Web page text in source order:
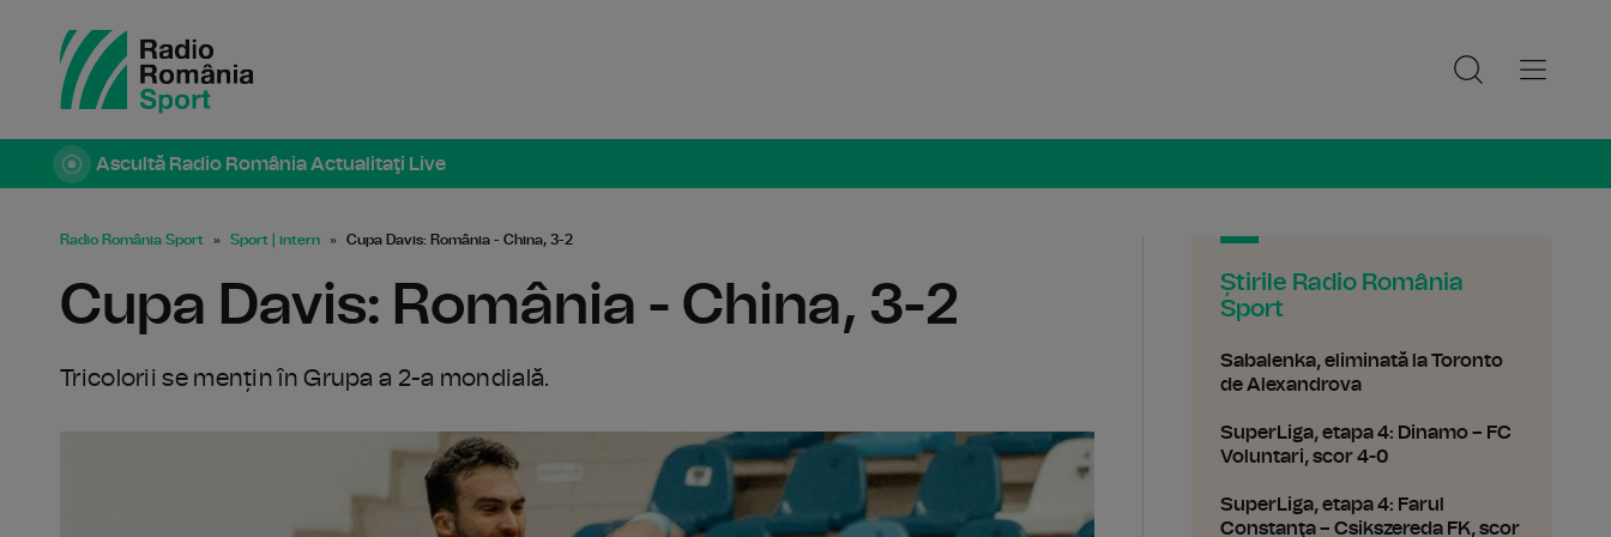
Ascultă Radio România Actualitaţi Live
Radio România Sport Sport | intern Cupa Davis: România - China, 3-2
Cupa Davis: România - China, 3-2
Tricolorii se mențin în Grupa a 2-a mondială.
Știrile Radio România
Sport
Sabalenka, eliminată la Toronto
de Alexandrova
SuperLiga, etapa 4: Dinamo – FC
Voluntari, scor 4-0
SuperLiga, etapa 4: Farul
Constanţa – Csikszereda FK, scor